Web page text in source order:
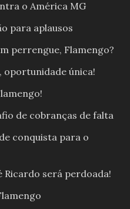
o América MG
para aplausos
perrengue, Flamengo?
oportunidade única!
de cobranças de falta
conquista para o
Ricardo será perdoada!